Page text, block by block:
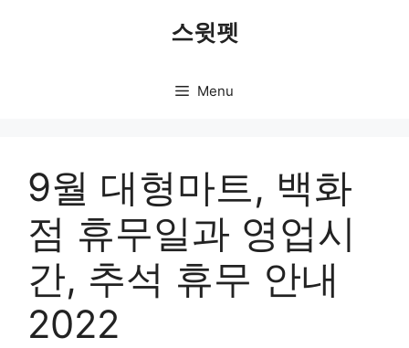
스윗펫
Menu
9월 대형마트, 백화
점 휴무일과 영업시
간, 추석 휴무 안내
2022